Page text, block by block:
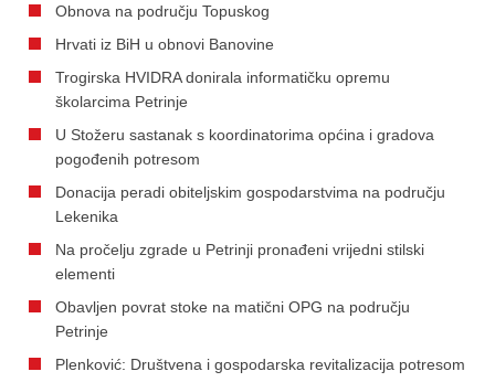
Obnova na području Topuskog
Hrvati iz BiH u obnovi Banovine
Trogirska HVIDRA donirala informatičku opremu
školarcima Petrinje
U Stožeru sastanak s koordinatorima općina i gradova
pogođenih potresom
Donacija peradi obiteljskim gospodarstvima na području
Lekenika
Na pročelju zgrade u Petrinji pronađeni vrijedni stilski
elementi
Obavljen povrat stoke na matični OPG na području
Petrinje
Plenković: Društvena i gospodarska revitalizacija potresom